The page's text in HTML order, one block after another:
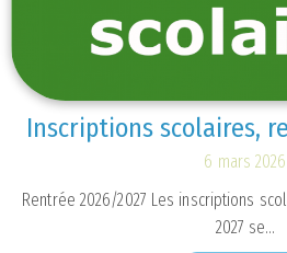
Inscriptions scolaires,
6 mars 2026
Rentrée 2026/2027 Les inscriptions
2027 se…